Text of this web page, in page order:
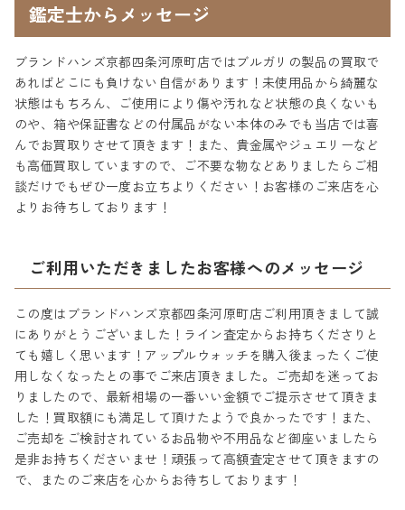
鑑定士からメッセージ
ブランドハンズ京都四条河原町店ではブルガリの製品の買取で
あればどこにも負けない自信があります！未使用品から綺麗な
状態はもちろん、ご使用により傷や汚れなど状態の良くないも
のや、箱や保証書などの付属品がない本体のみでも当店では喜
んでお買取りさせて頂きます！また、貴金属やジュエリーなど
も高価買取していますので、ご不要な物などありましたらご相
談だけでもぜひ一度お立ちよりください！お客様のご来店を心
よりお待ちしております！
ご利用いただきましたお客様へのメッセージ
この度はブランドハンズ京都四条河原町店ご利用頂きまして誠
にありがとうございました！ライン査定からお持ちくださりと
ても嬉しく思います！アップルウォッチを購入後まったくご使
用しなくなったとの事でご来店頂きました。ご売却を迷ってお
りましたので、最新相場の一番いい金額でご提示させて頂きま
した！買取額にも満足して頂けたようで良かったです！また、
ご売却をご検討されているお品物や不用品など御座いましたら
是非お持ちくださいませ！頑張って高額査定させて頂きますの
で、またのご来店を心からお待ちしております！